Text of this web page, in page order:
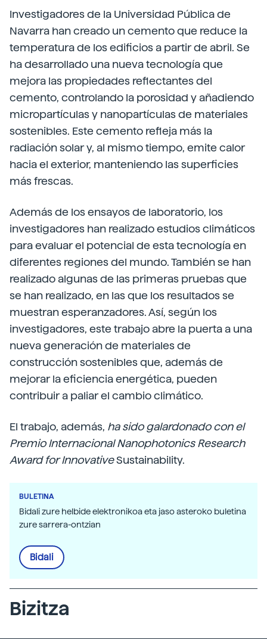
Investigadores de la Universidad Pública de
Navarra han creado un cemento que reduce la
temperatura de los edificios a partir de abril. Se
ha desarrollado una nueva tecnología que
mejora las propiedades reflectantes del
cemento, controlando la porosidad y añadiendo
micropartículas y nanopartículas de materiales
sostenibles. Este cemento refleja más la
radiación solar y, al mismo tiempo, emite calor
hacia el exterior, manteniendo las superficies
más frescas.
Además de los ensayos de laboratorio, los
investigadores han realizado estudios climáticos
para evaluar el potencial de esta tecnología en
diferentes regiones del mundo. También se han
realizado algunas de las primeras pruebas que
se han realizado, en las que los resultados se
muestran esperanzadores. Así, según los
investigadores, este trabajo abre la puerta a una
nueva generación de materiales de
construcción sostenibles que, además de
mejorar la eficiencia energética, pueden
contribuir a paliar el cambio climático.
El trabajo, además, ha sido galardonado con el
Premio Internacional Nanophotonics Research
Award for InnovativeSustainability.
BULETINA
Bidali zure helbide elektronikoa eta jaso asteroko buletina
zure sarrera-ontzian
Bidali
Bizitza